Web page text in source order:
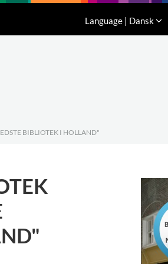
Language | Dansk
BIBLIOTEK I HOLLAND"